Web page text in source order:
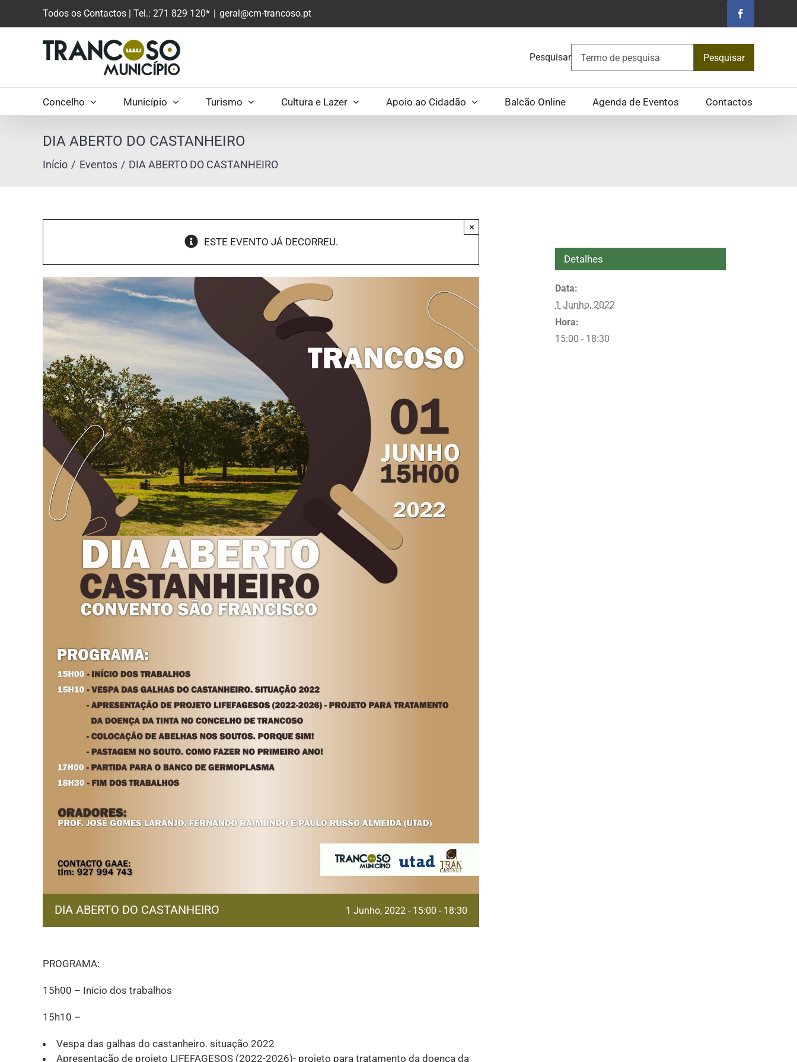
Todos os Contactos | Tel.: 271 829 120* | geral@cm-trancoso.pt Facebook
Pesquisar Pesquisar
Concelho Município Turismo Cultura e Lazer Apoio ao Cidadão Balcão Online Agenda de Eventos Contactos
DIA ABERTO DO CASTANHEIRO
Início Eventos DIA ABERTO DO CASTANHEIRO
ESTE EVENTO JÁ DECORREU.
×
DIA ABERTO DO CASTANHEIRO 1 Junho, 2022 - 15:00 - 18:30
PROGRAMA:
15h00 – Início dos trabalhos
15h10 –
Vespa das galhas do castanheiro. situação 2022
Apresentação de projeto LIFEFAGESOS (2022-2026)- projeto para tratamento da doença da
Detalhes
Data:
1 Junho, 2022
Hora:
15:00 - 18:30